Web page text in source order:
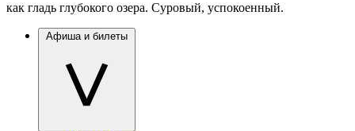
как гладь глубокого озера. Суровый, успокоенный.
Афиша и билеты